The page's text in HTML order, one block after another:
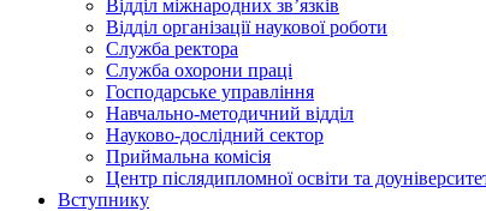
Відділ міжнародних зв’язків
Відділ організації наукової роботи
Служба ректора
Служба охорони праці
Господарське управління
Навчально-методичний відділ
Науково-дослідний сектор
Приймальна комісія
Центр післядипломної освіти та
Вступнику